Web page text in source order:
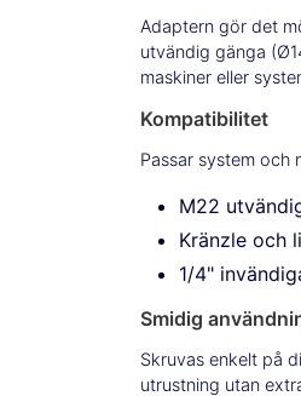
Adaptern gör det
utvändig gänga
maskiner eller
Kompatibilitet
Passar system och
M22
Kränzle och
1/4"
Smidig
Skruvas enkelt på
utrustning utan